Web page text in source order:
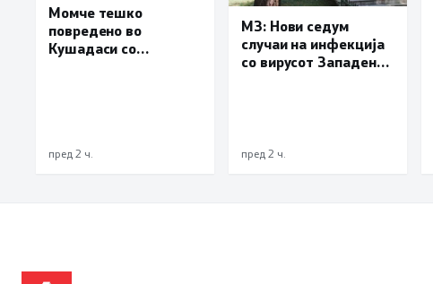
Момче тешко
повредено во
Кушадаси со
пред 2 ч.
МЗ: Нови седум
случаи на инфекција
со вирусот Западен
пред 2 ч.